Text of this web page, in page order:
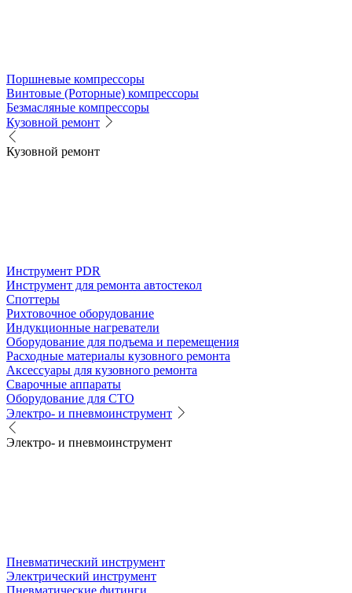
Поршневые компрессоры
Винтовые (Роторные) компрессоры
Безмасляные компрессоры
Кузовной ремонт
Кузовной ремонт
Инструмент PDR
Инструмент для ремонта автостекол
Споттеры
Рихтовочное оборудование
Индукционные нагреватели
Оборудование для подъема и перемещения
Расходные материалы кузовного ремонта
Аксессуары для кузовного ремонта
Сварочные аппараты
Оборудование для СТО
Электро- и пневмоинструмент
Электро- и пневмоинструмент
Пневматический инструмент
Электрический инструмент
Пневматические фитинги